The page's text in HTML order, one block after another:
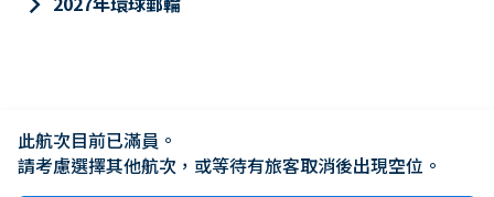
此航次目前已滿員。
請考慮選擇其他航次，或等待有旅客取消後出現空位。